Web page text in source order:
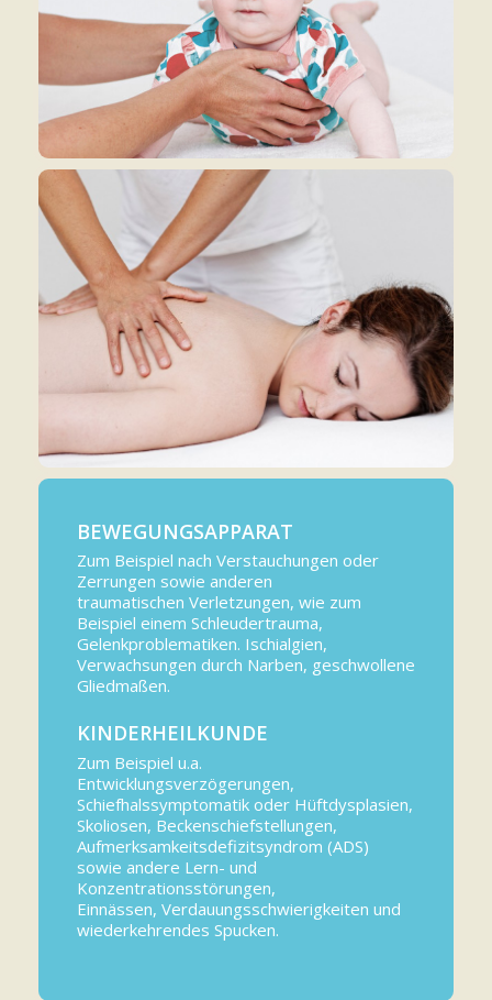
BEWEGUNGSAPPARAT
Zum Beispiel nach Verstauchungen oder
Zerrungen sowie anderen
traumatischen Verletzungen, wie zum
Beispiel einem Schleudertrauma,
Gelenkproblematiken. Ischialgien,
Verwachsungen durch Narben, geschwollene
Gliedmaßen.
KINDERHEILKUNDE
Zum Beispiel u.a.
Entwicklungsverzögerungen,
Schiefhalssymptomatik oder Hüftdysplasien,
Skoliosen, Beckenschiefstellungen,
Aufmerksamkeitsdefizitsyndrom (ADS)
sowie andere Lern- und
Konzentrationsstörungen,
Einnässen, Verdauungsschwierigkeiten und
wiederkehrendes Spucken.